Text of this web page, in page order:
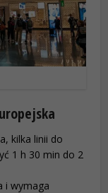
kilka linii do
1 h 30 min do 2
i wymaga